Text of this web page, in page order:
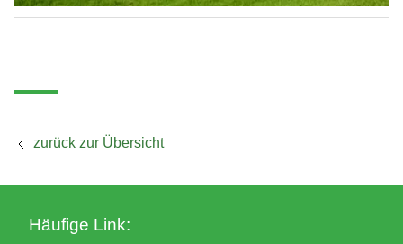
zurück zur Übersicht
Häufige Link: